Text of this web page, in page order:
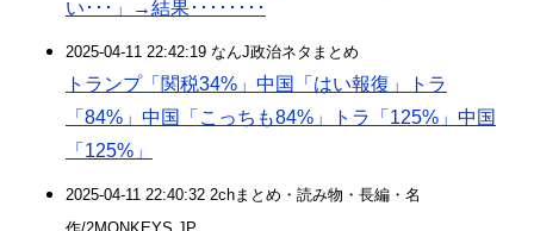
い･･･」→結果････････
2025-04-11 22:42:19 なんJ政治ネタまとめ
トランプ「関税34%」中国「はい報復」トラ
「84%」中国「こっちも84%」トラ「125%」中国
「125%」
2025-04-11 22:40:32 2chまとめ・読み物・長編・名